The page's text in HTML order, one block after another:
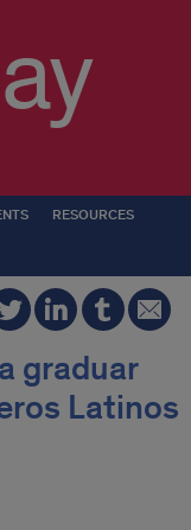
RESOURCES
graduar
Latinos